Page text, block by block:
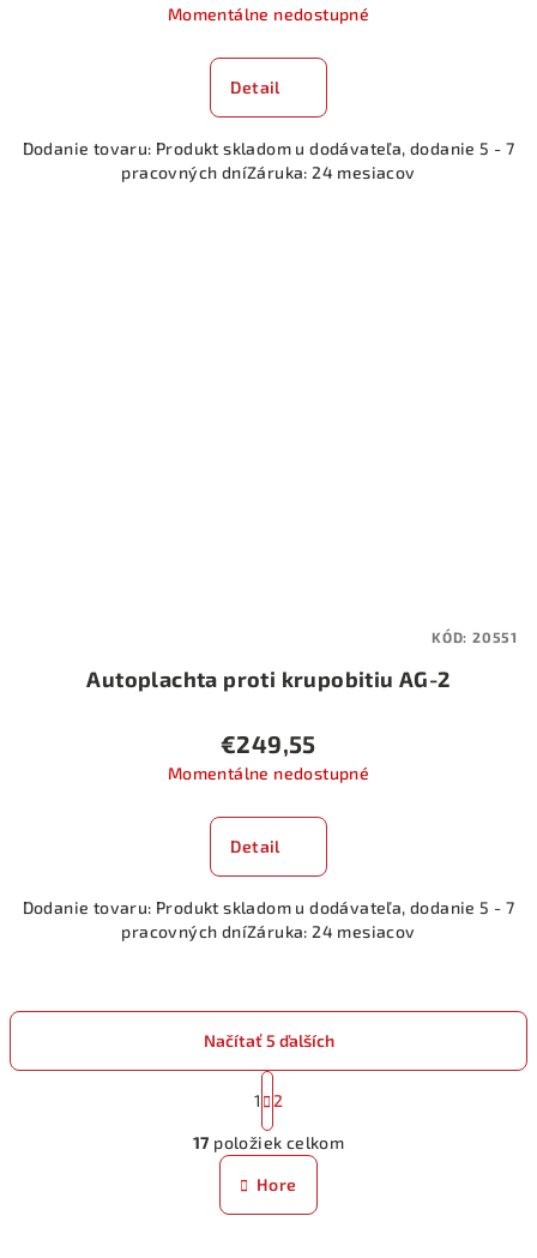
Momentálne nedostupné
Detail
Dodanie tovaru: Produkt skladom u dodávateľa, dodanie 5 - 7
pracovných dníZáruka: 24 mesiacov
Autoplachta proti krupobitiu AG-2
€249,55
Momentálne nedostupné
Detail
Dodanie tovaru: Produkt skladom u dodávateľa, dodanie 5 - 7
pracovných dníZáruka: 24 mesiacov
KÓD: 20551
O
v
l
á
Načítať 5 ďalších
S
t
r
á
k
o
1 2
17 položiek celkom
Hore